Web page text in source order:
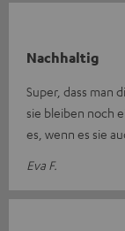
Nachhaltig
Super, dass man
sie bleiben noch
es, wenn es sie
Eva F.